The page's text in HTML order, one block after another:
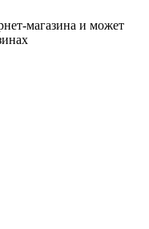
магазина и может